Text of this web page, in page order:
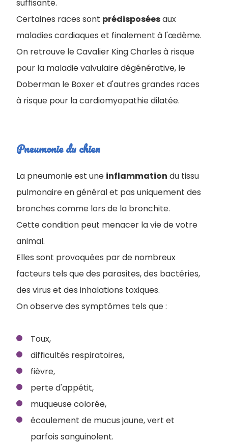
suffisante.
Certaines races sont prédisposéesaux
maladies cardiaques et finalement à l'œdème.
On retrouve le Cavalier King Charles à risque
pour la maladie valvulaire dégénérative, le
Doberman le Boxer et d'autres grandes races
à risque pour la cardiomyopathie dilatée.
Pneumonie du chien
La pneumonie est une inflammation du tissu
pulmonaire en général et pas uniquement des
bronches comme lors de la bronchite.
Cette condition peut menacer la vie de votre
animal.
Elles sont provoquées par de nombreux
facteurs tels que des parasites, des bactéries,
des virus et des inhalations toxiques.
On observe des symptômes tels que :
Toux,
difficultés respiratoires,
fièvre,
perte d'appétit,
muqueuse colorée,
écoulement de mucus jaune, vert et
parfois sanguinolent.